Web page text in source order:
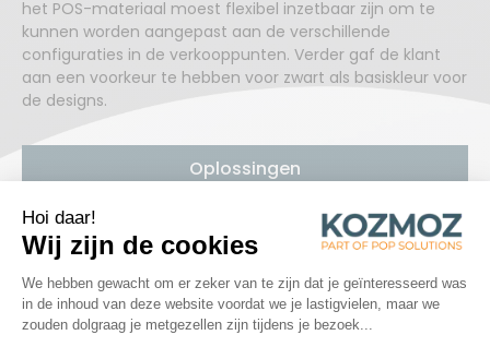
het POS-materiaal moest flexibel inzetbaar zijn om te
kunnen worden aangepast aan de verschillende
configuraties in de verkooppunten. Verder gaf de klant
aan een voorkeur te hebben voor zwart als basiskleur voor
de designs.
Oplossingen
Kozmoz stond in voor de volledige herinrichting van de
shop-in-shopruimtes – van ontwerp en prototype tot
productie. We produceerden een hele reeks aparte
elementen, zoals metalen frames met geïntegreerde
bedrading, kasten, planken en tafels in zwart
gemelamineerd mdf en nieuwe glazen vitrines.